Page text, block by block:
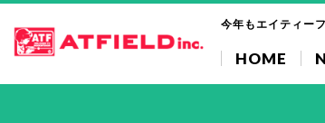
今年もエイティー
HOME